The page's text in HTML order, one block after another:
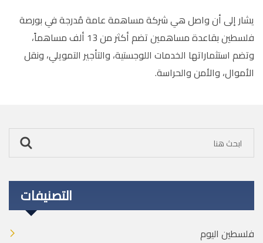
يشار إلى أن واصل هي شركة مساهمة عامة مُدرجة في بورصة
فلسطين بقاعدة مساهمين تضم أكثر من 13 ألف مساهماً،
وتضم استثماراتها الخدمات اللوجستية، والتأجير التمويلي، ونقل
الأموال، والأمن والحراسة.
التصنيفات
فلسطين اليوم